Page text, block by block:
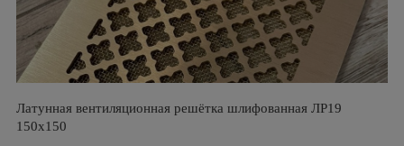
Латунная вентиляционная решётка шлифованная ЛР19
150х150